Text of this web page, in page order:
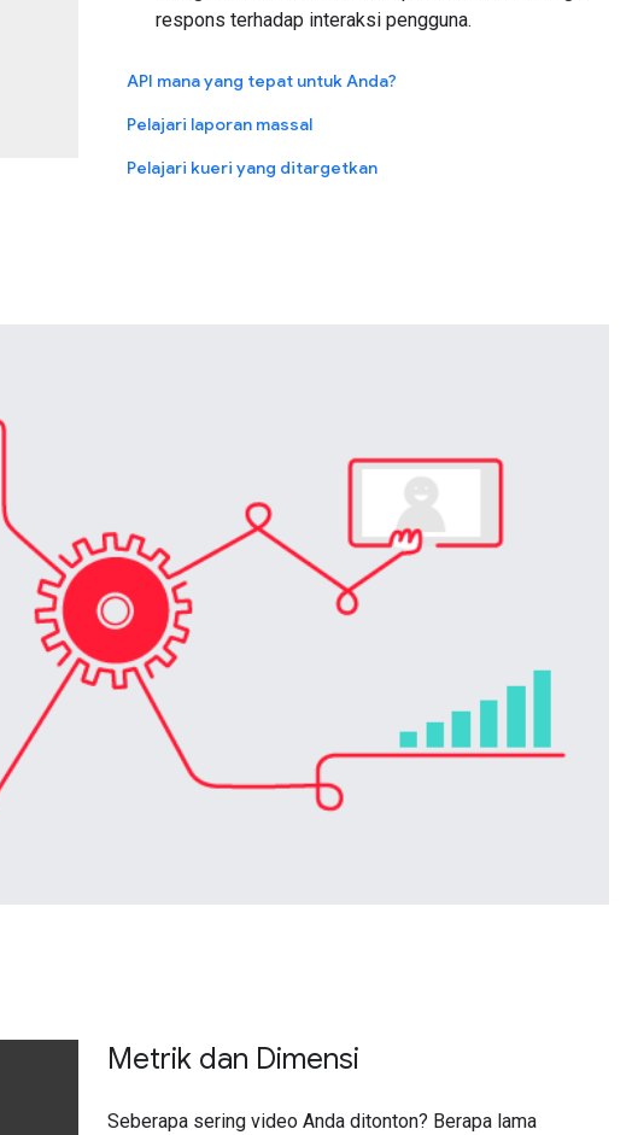
respons terhadap interaksi pengguna.
API mana yang tepat untuk Anda?
Pelajari laporan massal
Pelajari kueri yang ditargetkan
Metrik dan Dimensi
Seberapa sering video Anda ditonton? Berapa lama